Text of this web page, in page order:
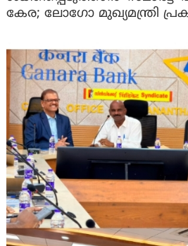
കേര; ലോഗോ മുഖ്യമന്ത്രി